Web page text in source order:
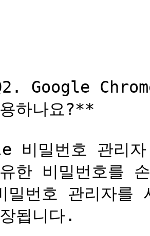
Google
하나요?**
비밀번호 관리
한 비밀번호를
밀번호 관리자를
됩니다.